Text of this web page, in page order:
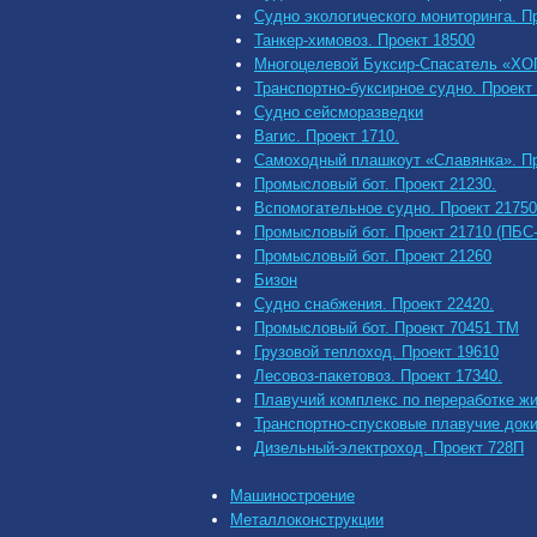
Судно экологического мониторинга.
Танкер-химовоз. Проект 18500
Многоцелевой Буксир-Спасатель
Транспортно-буксирное судно. Проект
Судно сейсморазведки
Вагис. Проект 1710.
Самоходный плашкоут «Славянка».
Промысловый бот. Проект 21230.
Вспомогательное судно. Проект 21750
Промысловый бот. Проект 21710
Промысловый бот. Проект 21260
Бизон
Судно снабжения. Проект 22420.
Промысловый бот. Проект 70451 ТМ
Грузовой теплоход. Проект 19610
Лесовоз-пакетовоз. Проект 17340.
Плавучий комплекс по переработке
Транспортно-спусковые плавучие доки
Дизельный-электроход. Проект 728П
Машиностроение
Металлоконструкции